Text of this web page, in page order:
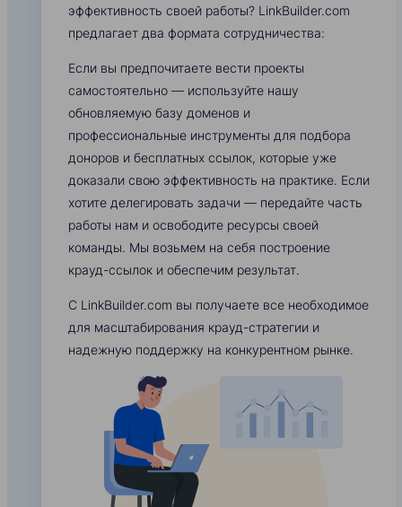
эффективность своей работы? LinkBuilder.com
предлагает два формата сотрудничества:
Если вы предпочитаете вести проекты
самостоятельно — используйте нашу
обновляемую базу доменов и
профессиональные инструменты для подбора
доноров и бесплатных ссылок, которые уже
доказали свою эффективность на практике. Если
хотите делегировать задачи — передайте часть
работы нам и освободите ресурсы своей
команды. Мы возьмем на себя построение
крауд-ссылок и обеспечим результат.
С LinkBuilder.com вы получаете все необходимое
для масштабирования крауд-стратегии и
надежную поддержку на конкурентном рынке.